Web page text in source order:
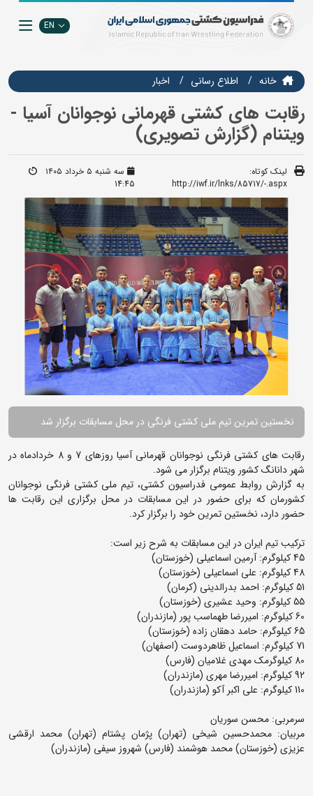
EN
خانه اطلاع رسانی اخبار
رقابت های کشتی قهرمانی نوجوانان آسیا -
ویتنام (گزارش تصویری)
لینک کوتاه:
http://iwf.ir/lnks/85717/-.aspx
سه شنبه ۵ خرداد ۱۴۰۵
14:45
نخستین تمرین تیم ملی کشتی فرنگی در محل مسابقات برگزار شد
رقابت های کشتی فرنگی نوجوانان قهرمانی آسیا روزهای 7 و 8 خردادماه در
شهر دانانگ کشور ویتنام برگزار می شود.
به گزارش روابط عمومی فدراسیون کشتی، تیم ملی کشتی فرنگی نوجوانان
کشورمان که برای حضور در این مسابقات در محل برگزاری این رقابت ها
حضور دارد، نخستین تمرین خود را برگزار کرد.
ترکیب تیم ایران در این مسابقات به شرح زیر است:
45 کیلوگرم: آرمین اسماعیلی (خوزستان)
48 کیلوگرم: علی اسماعیلی (خوزستان)
51 کیلوگرم: احمد بدرالدینی (کرمان)
55 کیلوگرم: وحید عشیری (خوزستان)
60 کیلوگرم: امیررضا طهماسب پور (مازندران)
65 کیلوگرم: حامد دهقان زاده (خوزستان)
71 کیلوگرم: اسماعیل ظاهردوست (اصفهان)
80 کیلوگرمک مهدی غلامیان (فارس)
92 کیلوگرم: امیررضا مهری (مازندران)
110 کیلوگرم: علی اکبر آکو (مازندران)
سرمربی: محسن سوریان
مربیان: محمدحسین شیخی (تهران) پژمان پشتام (تهران) محمد ارقشی
عزیزی (خوزستان) محمد هوشمند (فارس) شهروز سیفی (مازندران)